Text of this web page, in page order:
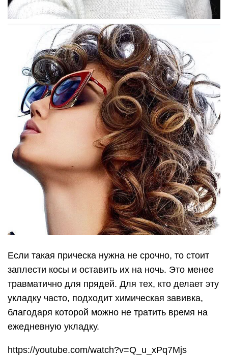
Если такая прическа нужна не срочно, то стоит
заплести косы и оставить их на ночь. Это менее
травматично для прядей. Для тех, кто делает эту
укладку часто, подходит химическая завивка,
благодаря которой можно не тратить время на
ежедневную укладку.
https://youtube.com/watch?v=Q_u_xPq7Mjs